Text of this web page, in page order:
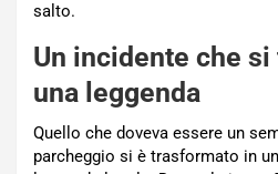
salto.
Un incidente che
una leggenda
Quello che doveva essere un
parcheggio si è trasformato in